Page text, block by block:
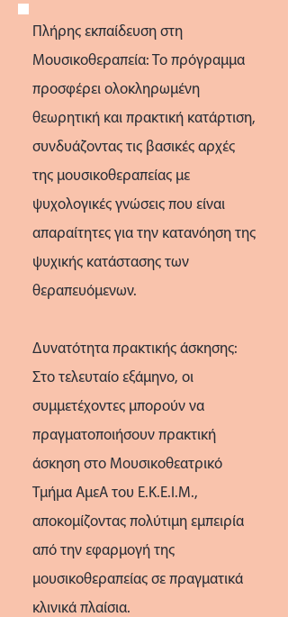
Πλήρης εκπαίδευση στη
Μουσικοθεραπεία: Το πρόγραμμα
προσφέρει ολοκληρωμένη
θεωρητική και πρακτική κατάρτιση,
συνδυάζοντας τις βασικές αρχές
της μουσικοθεραπείας με
ψυχολογικές γνώσεις που είναι
απαραίτητες για την κατανόηση της
ψυχικής κατάστασης των
θεραπευόμενων.
Δυνατότητα πρακτικής άσκησης:
Στο τελευταίο εξάμηνο, οι
συμμετέχοντες μπορούν να
πραγματοποιήσουν πρακτική
άσκηση στο Μουσικοθεατρικό
Τμήμα ΑμεΑ του Ε.Κ.Ε.Ι.Μ.,
αποκομίζοντας πολύτιμη εμπειρία
από την εφαρμογή της
μουσικοθεραπείας σε πραγματικά
κλινικά πλαίσια.